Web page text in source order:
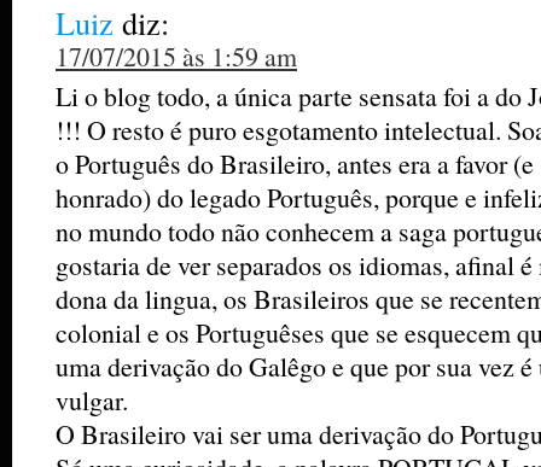
Luiz diz:
17/07/2015 às 1:59 am
Li o blog todo, a única parte sensata foi a do
!!! O resto é puro esgotamento intelectual.
o Português do Brasileiro, antes era a favor
honrado) do legado Português, porque e
no mundo todo não conhecem a saga
gostaria de ver separados os idiomas, afinal
dona da lingua, os Brasileiros que se
colonial e os Portuguêses que se esquecem
uma derivação do Galêgo e que por sua vez
vulgar.
O Brasileiro vai ser uma derivação do